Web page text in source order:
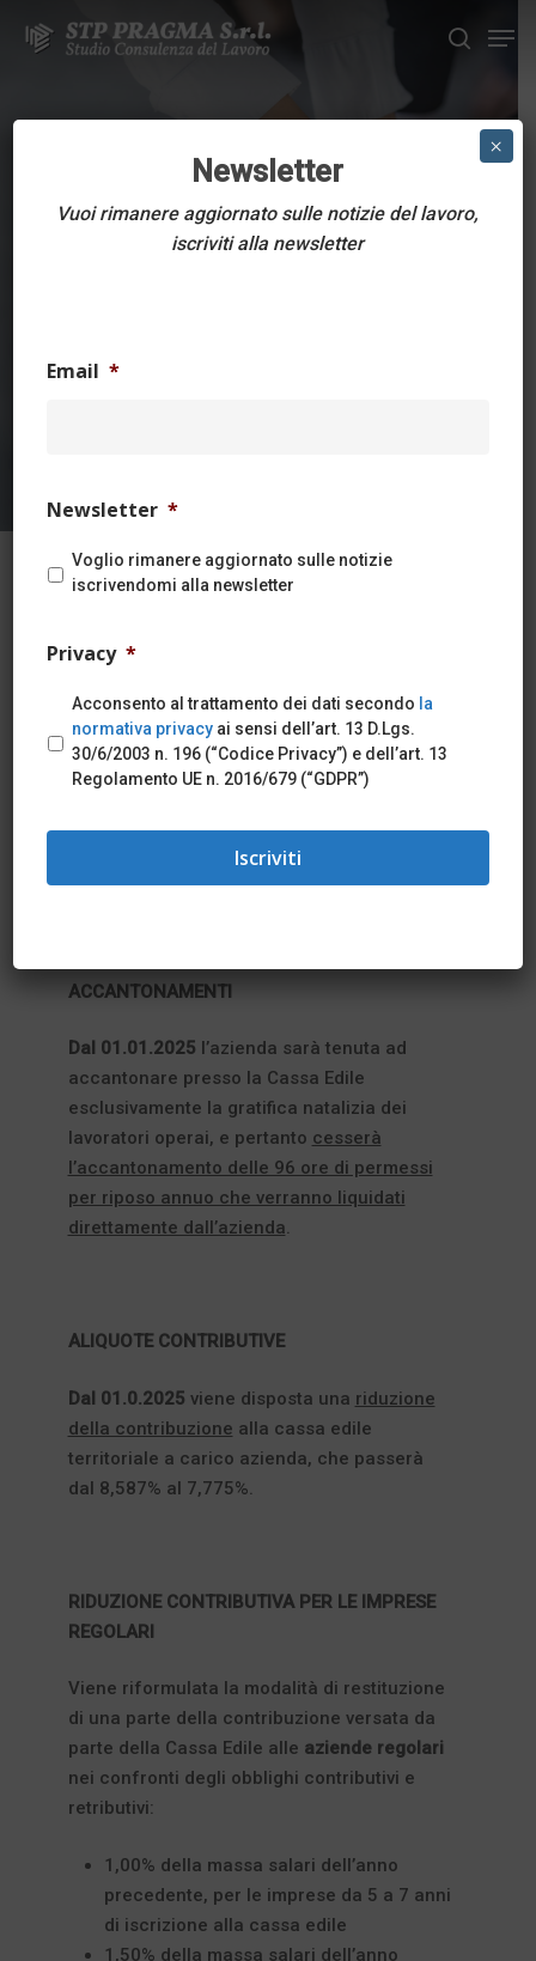
search
Contratto integrativo
provinciale di
È stato sottoscritto tra le parti sociali
l’accordo del 27 luglio 2023, di rinnovo del
Contratto Integrativo per la provincia di
Ferrara per i tutti i dipendenti delle aziende
del settore edile (artigianato, cooperativa,
industria), che avrà validità dal 01.10.2023
ACCANTONAMENTI
Dal 01.01.2025 l’azienda sarà tenuta ad
accantonare presso la Cassa Edile
esclusivamente la gratifica natalizia dei
lavoratori operai, e pertanto cesserà
l’accantonamento delle 96 ore di permessi
per riposo annuo che verranno liquidati
direttamente dall’azienda.
ALIQUOTE CONTRIBUTIVE
Dal 01.0.2025 viene disposta una riduzione
della contribuzione alla cassa edile
territoriale a carico azienda, che passerà
dal 8,587% al 7,775%.
RIDUZIONE CONTRIBUTIVA PER LE IMPRESE
REGOLARI
Viene riformulata la modalità di restituzione
di una parte della contribuzione versata da
parte della Cassa Edile alle aziende regolari
nei confronti degli obblighi contributivi e
retributivi:
1,00% della massa salari dell’anno
precedente, per le imprese da 5 a 7 anni
di iscrizione alla cassa edile
1,50% della massa salari dell’anno
Newsletter
Vuoi rimanere aggiornato sulle notizie del lavoro,
iscriviti alla newsletter
Email *
Newsletter *
Voglio rimanere aggiornato sulle notizie
iscrivendomi alla newsletter
Privacy *
Acconsento al trattamento dei dati secondo la
normativa privacy ai sensi dell’art. 13 D.Lgs.
30/6/2003 n. 196 (“Codice Privacy”) e dell’art. 13
Regolamento UE n. 2016/679 (“GDPR”)
×